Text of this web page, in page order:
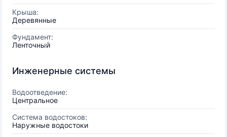
Крыша:
Деревянные
Фундамент:
Ленточный
Инженерные системы
Водоотведение:
Центральное
Система водостоков:
Наружные водостоки